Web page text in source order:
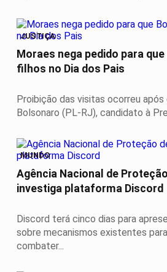
JUSTIÇA
Moraes nega pedido para
filhos no Dia dos Pais
Proibição das visitas ocorreu após
Bolsonaro (PL-RJ), candidato à
MUNDO
Agência Nacional de
investiga plataforma Discord
Discord terá cinco dias para
sobre mecanismos existentes
combater...